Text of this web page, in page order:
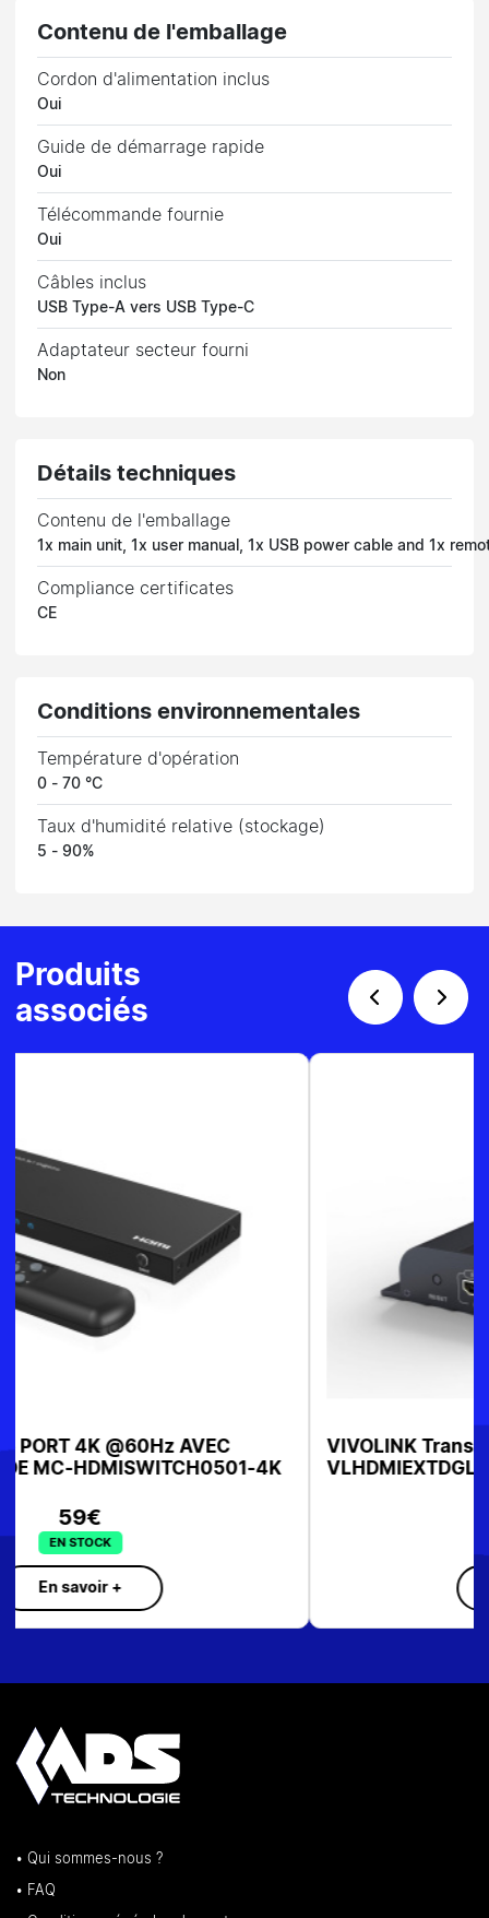
Contenu de l'emballage
Cordon d'alimentation inclus
Oui
Guide de démarrage rapide
Oui
Télécommande fournie
Oui
Câbles inclus
USB Type-A vers USB Type-C
Adaptateur secteur fourni
Non
Détails techniques
Contenu de l'emballage
1x main unit, 1x user manual, 1x USB power cable and 1x
Compliance certificates
CE
Conditions environnementales
Température d'opération
0 - 70 °C
Taux d'humidité relative (stockage)
5 - 90%
Produits
associés
VIVOLINK Transmetteur HDMI sur IP 120M
VLHDMIEXTDGL50
• Qui sommes-nous ?
• FAQ